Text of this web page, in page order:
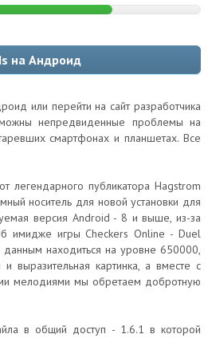
на Андроид
или перейти на сайт разработчика
непредвиденные проблемы на
смартфонах и планшетах. Все
легендарного публикатора Hagstrom
носитель для новой установки для
версия Android - 8 и выше, из-за
имидже игры Checkers Online - Duel
данным находиться на уровне 650000,
выразительная картинка, а вместе с
мелодиями мы обретаем добротную
в общий доступ - 1.6.1 в которой